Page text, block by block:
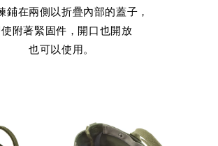
鋪在兩側以折疊內部的蓋子，
使附著緊固件，開口也開放
也可以使用。